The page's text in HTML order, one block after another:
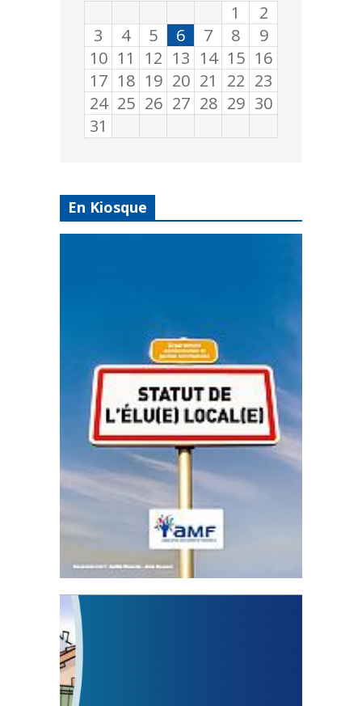
1
2
3
4 5 6 7 8
9
10 11 12 13 14 15 16
17 18 19 20 21 22 23
24 25 26 27 28 29 30
31
En Kiosque
Statut de l’élu local
3 avril 2024
Mise à jour avril 2024
FEUILLETER